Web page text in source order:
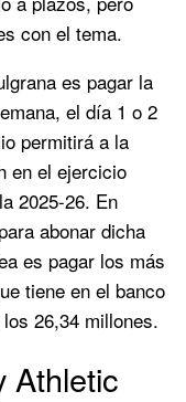
con el tema.
es pagar la
el día 1 o 2
permitirá a la
en el ejercicio
2025-26. En
abonar dicha
es pagar los más
tiene en el banco
26,34 millones.
Athletic